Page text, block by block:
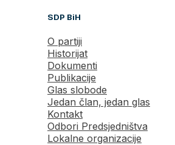
SDP BiH
O partiji
Historijat
Dokumenti
Publikacije
Glas slobode
Jedan član, jedan glas
Kontakt
Odbori Predsjedništva
Lokalne organizacije